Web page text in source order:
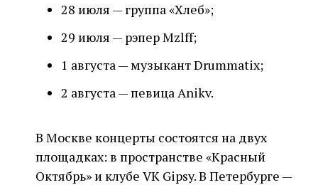
28 июля — группа «Хлеб»;
29 июля — рэпер Mzlff;
1 августа — музыкант Drummatix;
2 августа — певица Anikv.
В Москве концерты состоятся на двух
площадках: в пространстве «Красный
Октябрь» и клубе VK Gipsy. В Петербурге —